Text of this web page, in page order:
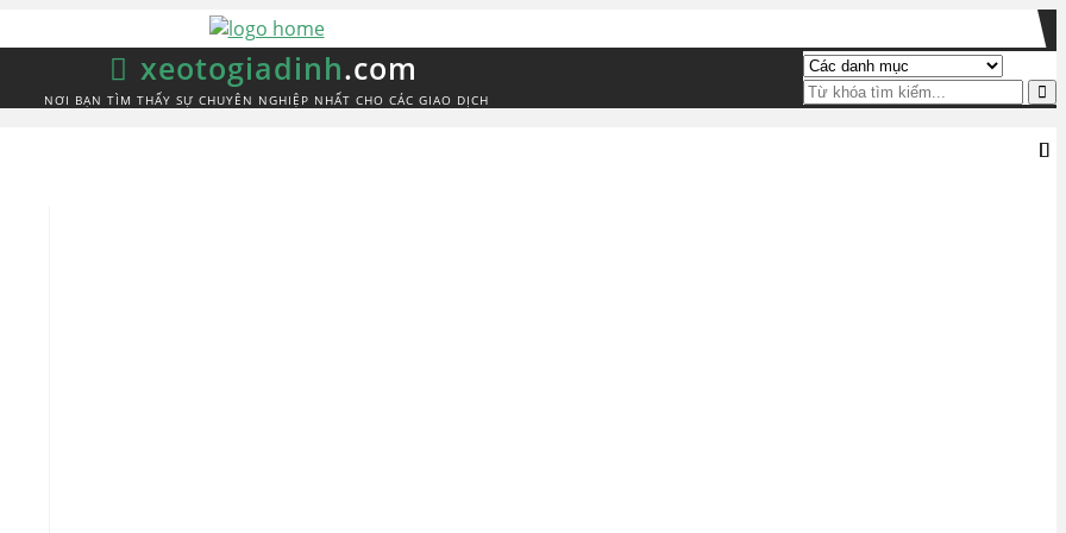
xeotogiadinh.com
NƠI BẠN TÌM THẤY SỰ CHUYÊN NGHIỆP NHẤT CHO CÁC GIAO DỊCH